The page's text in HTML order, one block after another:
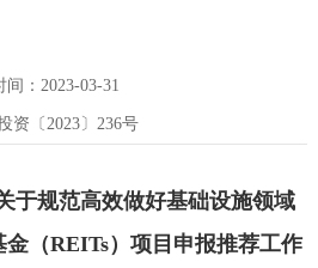
间：2023-03-31
资〔2023〕236号
于规范高效做好基础设施领域
（REITs）项目申报推荐工作